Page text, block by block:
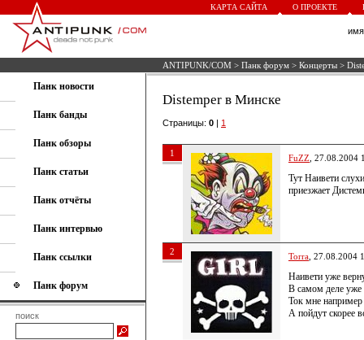
КАРТА САЙТА О ПРОЕКТЕ
ANTIPUNK/COM > Панк форум > Концерты >
Панк новости
Панк банды
Панк обзоры
Панк статьи
Панк отчёты
Панк интервью
Панк ссылки
Панк форум
поиск
Distemper в Минске
Страницы: 0 | 1
1 FuZZ , 27.08.2004
Тут Наивети
приезжает
2 Torra , 27.08.2004
Наивети уже
В самом деле уже
Ток мне
А пойдут скорее